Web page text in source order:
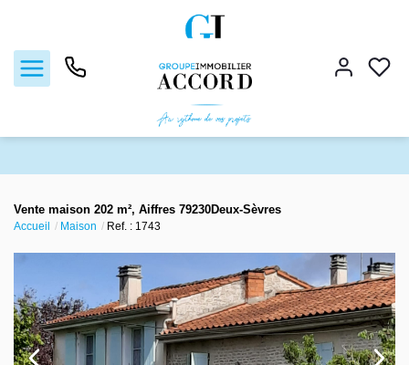
Locations
Estimation
Gestion locative
Vente maison 202 m², Aiffres 79230Deux-Sèvres
Accueil Maison Ref. : 1743